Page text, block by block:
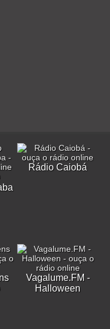
Rádio Caiobá
Vagalume.FM -
Halloween